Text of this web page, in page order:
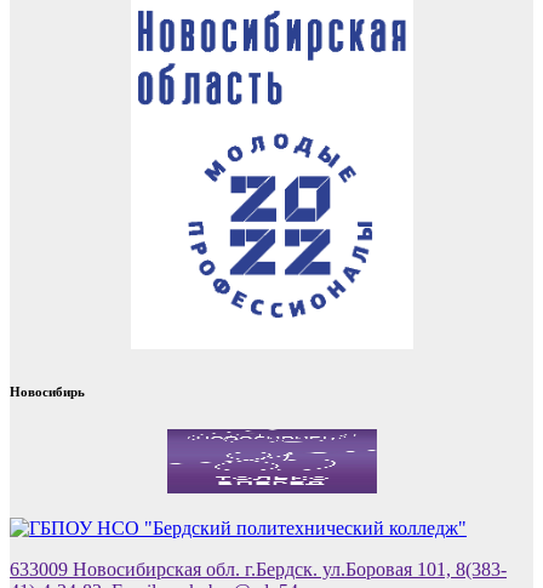
Новосибирь
633009 Новосибирская обл. г.Бердск. ул.Боровая 101, 8(383-